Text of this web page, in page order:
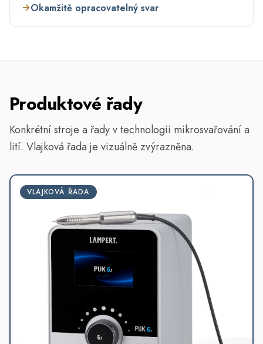
→Okamžitě opracovatelný svar
Produktové řady
Konkrétní stroje a řady v technologii mikrosvařování a
lití. Vlajková řada je vizuálně zvýrazněna.
VLAJKOVÁ ŘADA